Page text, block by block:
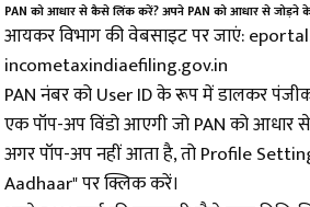
PAN को आधार से कैसे लिंक करें? अपने PAN को आधार से जोड़ने
आयकर विभाग की वेबसाइट पर जाएं:
incometaxindiaefiling.gov.in
PAN नंबर को User ID के रूप में डालकर
एक पॉप-अप विंडो आएगी जो PAN को आधार
अगर पॉप-अप नहीं आता है, तो Profile
Aadhaar" पर क्लिक करें।